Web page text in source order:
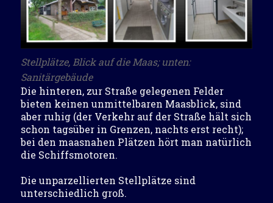
Stellplätze, Blick auf die Maas; unten:
Sanitärgebäude
Die hinteren, zur Straße gelegenen Felder
bieten keinen unmittelbaren Maasblick, sind
aber ruhig (der Verkehr auf der Straße hält sich
schon tagsüber in Grenzen, nachts erst recht);
bei den maasnahen Plätzen hört man natürlich
die Schiffsmotoren.
Die unparzellierten Stellplätze sind
unterschiedlich groß.